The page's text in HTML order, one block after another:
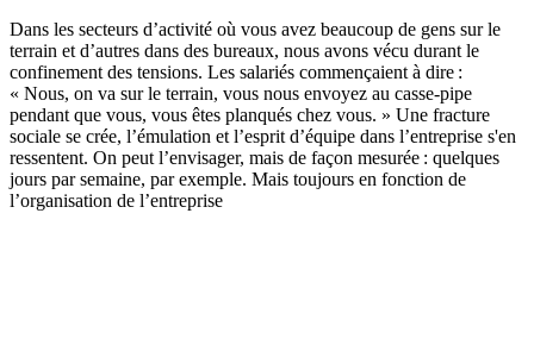
Dans les secteurs d’activité où vous avez beaucoup de gens sur le
terrain et d’autres dans des bureaux, nous avons vécu durant le
confinement des tensions. Les salariés commençaient à dire :
« Nous, on va sur le terrain, vous nous envoyez au casse-pipe
pendant que vous, vous êtes planqués chez vous. » Une fracture
sociale se crée, l’émulation et l’esprit d’équipe dans l’entreprise s'en
ressentent. On peut l’envisager, mais de façon mesurée : quelques
jours par semaine, par exemple. Mais toujours en fonction de
l’organisation de l’entreprise